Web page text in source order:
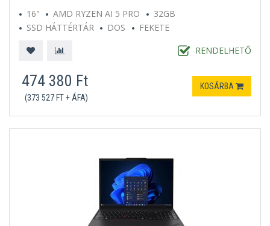
16"
AMD RYZEN AI 5 PRO
32GB
SSD HÁTTÉRTÁR
DOS FEKETE
RENDELHETŐ
474 380 Ft
(373 527 FT + ÁFA)
KOSÁRBA